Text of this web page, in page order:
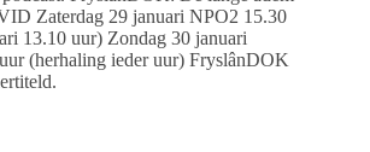
Zaterdag 29 januari NPO2 15.30
13.10 uur) Zondag 30 januari
(herhaling ieder uur) FryslânDOK